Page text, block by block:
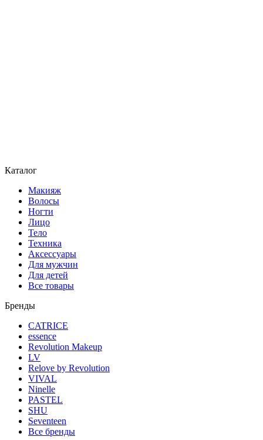
Каталог
Макияж
Волосы
Ногти
Лицо
Тело
Техника
Аксессуары
Для мужчин
Для детей
Все товары
Бренды
CATRICE
essence
Revolution Makeup
LV
Relove by Revolution
VIVAL
Ninelle
PASTEL
SHU
Seventeen
Все бренды